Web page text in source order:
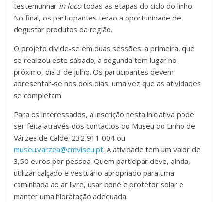
testemunhar in locotodas as etapas do ciclo do linho.
No final, os participantes terão a oportunidade de
degustar produtos da região.
O projeto divide-se em duas sessões: a primeira, que
se realizou este sábado; a segunda tem lugar no
próximo, dia 3 de julho. Os participantes devem
apresentar-se nos dois dias, uma vez que as atividades
se completam.
Para os interessados, a inscrição nesta iniciativa pode
ser feita através dos contactos do Museu do Linho de
Várzea de Calde: 232 911 004 ou
museu.varzea@cmviseu.pt. A atividade tem um valor de
3,50 euros por pessoa. Quem participar deve, ainda,
utilizar calçado e vestuário apropriado para uma
caminhada ao ar livre, usar boné e protetor solar e
manter uma hidratação adequada.